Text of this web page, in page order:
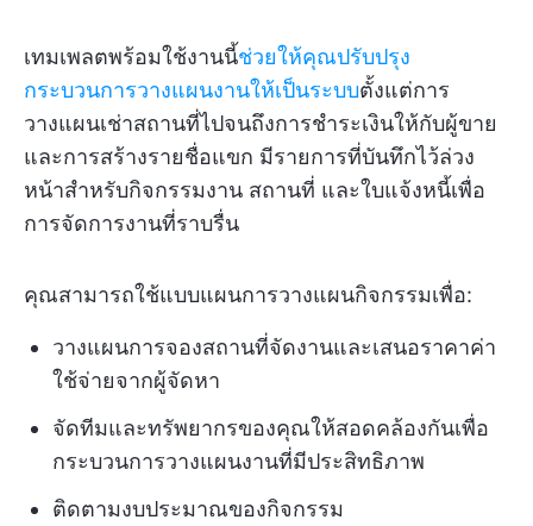
เทมเพลตพร้อมใช้งานนี้ช่วยให้คุณปรับปรุง
กระบวนการวางแผนงานให้เป็นระบบตั้งแต่การ
วางแผนเช่าสถานที่ไปจนถึงการชำระเงินให้กับผู้ขาย
และการสร้างรายชื่อแขก มีรายการที่บันทึกไว้ล่วง
หน้าสำหรับกิจกรรมงาน สถานที่ และใบแจ้งหนี้เพื่อ
การจัดการงานที่ราบรื่น
คุณสามารถใช้แบบแผนการวางแผนกิจกรรมเพื่อ:
วางแผนการจองสถานที่จัดงานและเสนอราคาค่า
ใช้จ่ายจากผู้จัดหา
จัดทีมและทรัพยากรของคุณให้สอดคล้องกันเพื่อ
กระบวนการวางแผนงานที่มีประสิทธิภาพ
ติดตามงบประมาณของกิจกรรม